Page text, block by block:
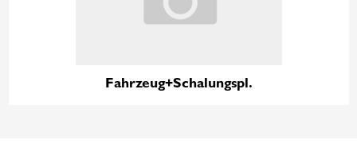
Fahrzeug+Schalungspl.